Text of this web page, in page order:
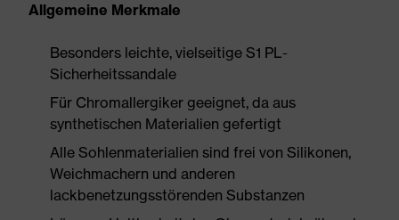
Allgemeine Merkmale
Besonders leichte, vielseitige S1 PL-
Sicherheitssandale
Für Chromallergiker geeignet, da aus
synthetischen Materialien gefertigt
Alle Sohlenmaterialien sind frei von Silikonen,
Weichmachern und anderen
lackbenetzungsstörenden Substanzen